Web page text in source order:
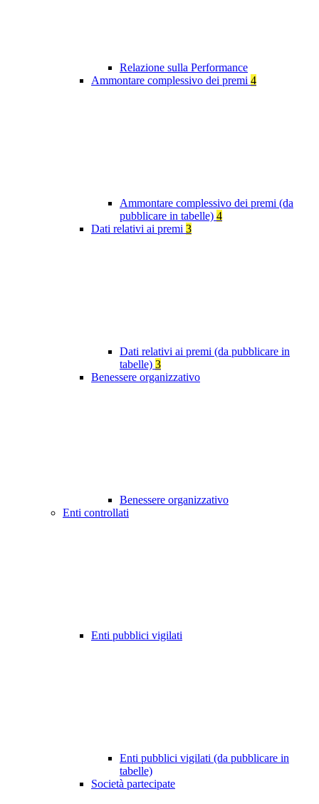
Relazione sulla Performance
Ammontare complessivo dei premi 4
Ammontare complessivo dei premi (da
pubblicare in tabelle) 4
Dati relativi ai premi 3
Dati relativi ai premi (da pubblicare in
tabelle) 3
Benessere organizzativo
Benessere organizzativo
Enti controllati
Enti pubblici vigilati
Enti pubblici vigilati (da pubblicare in
tabelle)
Società partecipate